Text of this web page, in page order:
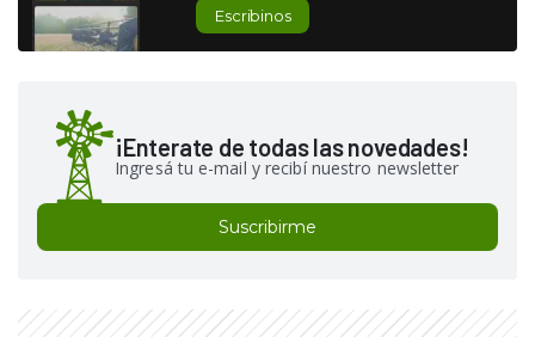
Escribinos
¡Enterate de todas las novedades!
Ingresá tu e-mail y recibí nuestro newsletter
Suscribirme